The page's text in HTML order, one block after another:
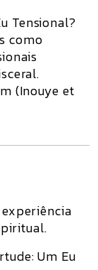
Tensional?
como
(Inouye et
Um Eu